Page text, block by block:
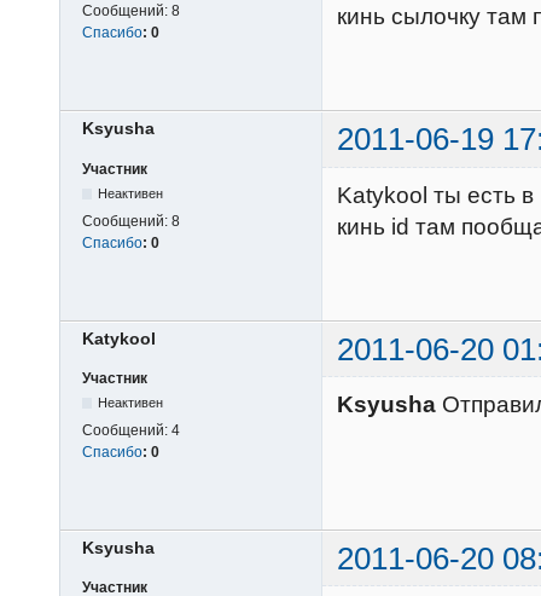
Сообщений: 8
Спасибо: 0
кинь сылочку там
Ksyusha 2011-06-19
Участник
Неактивен
Сообщений: 8
Спасибо: 0
Katykool ты есть в
кинь id там
Katykool 2011-06-20
Участник
Неактивен
Сообщений: 4
Спасибо: 0
Ksyusha
Ksyusha 2011-06-20
Участник